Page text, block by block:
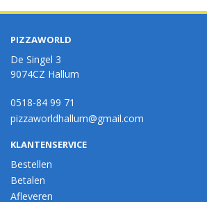
PIZZAWORLD
De Singel 3
9074CZ Hallum
0518-84 99 71
pizzaworldhallum@gmail.com
KLANTENSERVICE
Bestellen
Betalen
Afleveren